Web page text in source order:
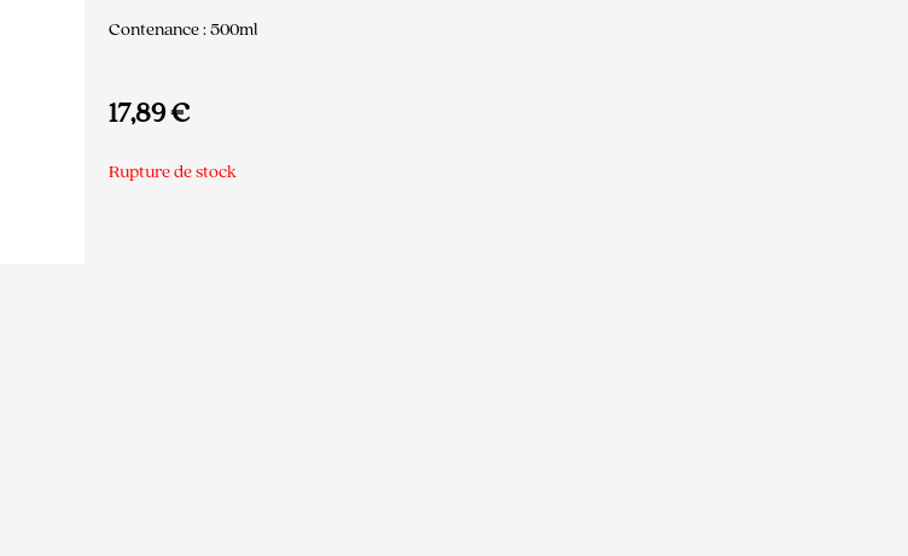
Contenance : 500ml
17,89€
Rupture de stock